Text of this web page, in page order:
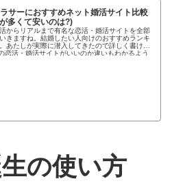
サーにおすすめネット婚活サイト比較
多くて安いのは?)
からリアルまで有名な恋活・婚活サイトを全部
きますね。結婚したい人向けのおすすめランキ
あたしが実際に潜入してきたので詳しく書けま
の使い方